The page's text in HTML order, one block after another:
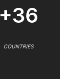
+36
COUNTRIES